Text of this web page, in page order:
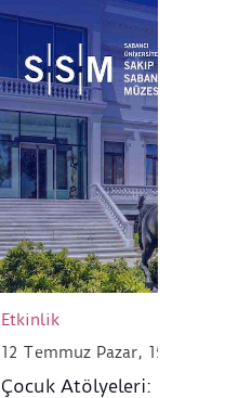
Etkinlik
12 Temmuz Pazar, 15.00
Çocuk Atölyeleri: Bir